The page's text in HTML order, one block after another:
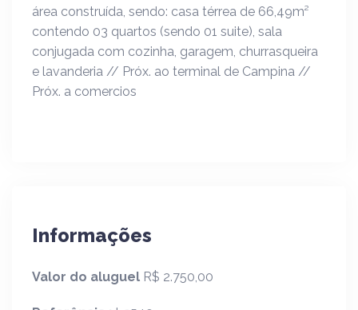
área construída, sendo: casa térrea de 66,49m²
contendo 03 quartos (sendo 01 suite), sala
conjugada com cozinha, garagem, churrasqueira
e lavanderia // Próx. ao terminal de Campina //
Próx. a comercios
Informações
Valor do aluguel R$ 2.750,00